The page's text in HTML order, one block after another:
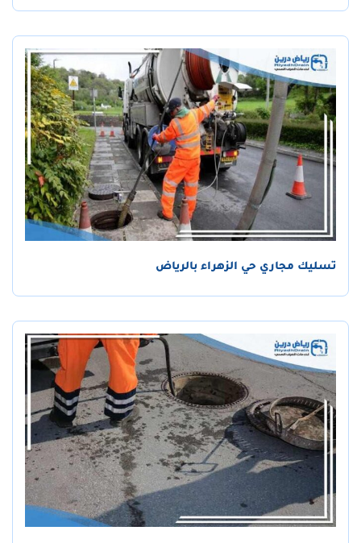
تسليك مجاري حي الزهراء بالرياض